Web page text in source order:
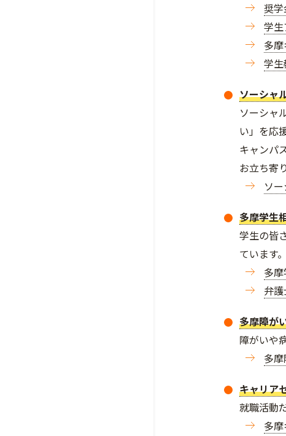
奨学
学
多
学
ソーシャ
ソーシャ
い」を応
キャンパ
お立ち寄
ソ
多摩学生
学生の皆
ています。
多
弁
多摩障が
障がいや
多
キャリア
就職活動
多